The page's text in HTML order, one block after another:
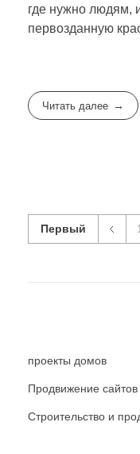
где нужно людям,
первозданную
Читать далее
Первый
проекты домов
Продвижение сайтов
Строительство и